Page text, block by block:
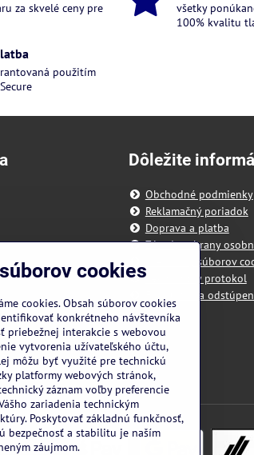
za skvelé ceny pre
všetky
100% kvalitu
použitím
DPH.
Dôležite
Obchodné podmienky
Reklamačný poriadok
Doprava a platba
Zásady ochrany
Predvoľby súborov
Reklamačný protokol
Formulár na
cookies
cookies. Obsah súborov cookies
konkrétneho návštevníka
priebežnej interakcie s webovou
vytvorenia užívateľského účtu,
môžu byť využité pre technickú
platformy webových stránok,
záznam voľby preferencie
zariadenia technickým
Poskytovať základnú funkčnosť,
bezpečnosť a stabilitu je naším
záujmom.